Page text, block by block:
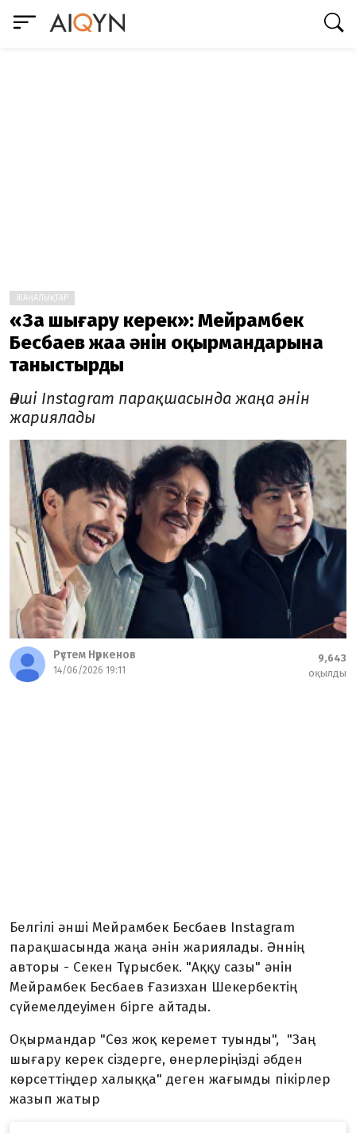
ЖАҢАЛЫҚТАР
«Заң шығару керек»: Мейрамбек
Бесбаев жаңа әнін оқырмандарына
таныстырды
Әнші Instagram парақшасында жаңа әнін
жариялады
Рүстем Нүркенов
14/06/2026 19:11
9,643
оқылды
Белгілі әнші Мейрамбек Бесбаев Instagram
парақшасында жаңа әнін жариялады. Әннің
авторы - Секен Тұрысбек. "Аққу сазы" әнін
Мейрамбек Бесбаев Ғазизхан Шекербектің
сүйемелдеуімен бірге айтады.
Оқырмандар "Сөз жоқ керемет туынды", "Заң
шығару керек сіздерге, өнерлеріңізді әбден
көрсеттіңдер халыққа" деген жағымды пікірлер
жазып жатыр